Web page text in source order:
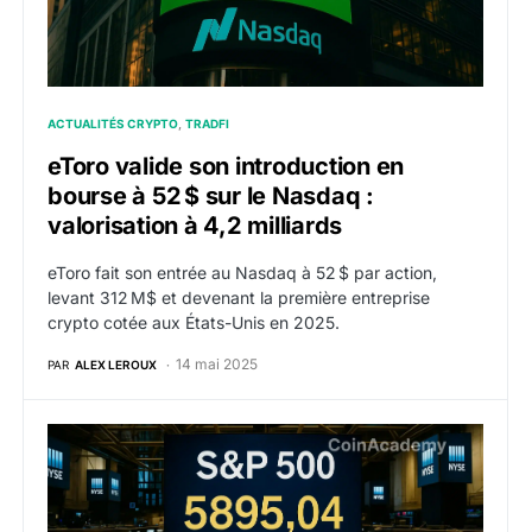
ACTUALITÉS CRYPTO TRADFI
eToro valide son introduction en
bourse à 52 $ sur le Nasdaq :
valorisation à 4,2 milliards
eToro fait son entrée au Nasdaq à 52 $ par action,
levant 312 M$ et devenant la première entreprise
crypto cotée aux États-Unis en 2025.
PAR ALEX LEROUX 14 mai 2025
Le S&P 500 efface toutes ses pertes de 2025 après